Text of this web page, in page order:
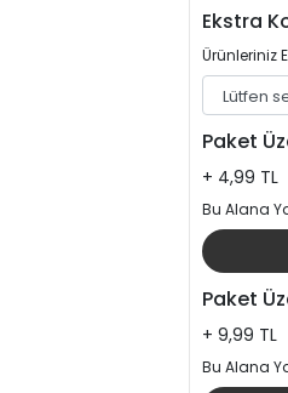
Ekstra
Ürünleriniz
Paket
+ 4,99 TL
Bu Alana
Paket
+ 9,99 TL
Bu Alana